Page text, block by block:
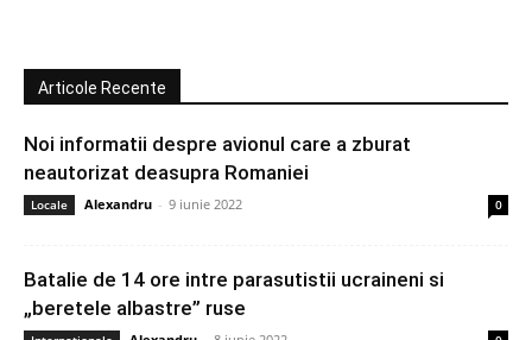
Articole Recente
Noi informatii despre avionul care a zburat
neautorizat deasupra Romaniei
Locale Alexandru - 9 iunie 2022 0
Batalie de 14 ore intre parasutistii ucraineni si
„beretele albastre” ruse